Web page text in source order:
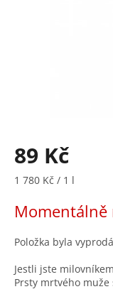
89 Kč
Měrná
1 780 Kč / 1 l
Položka byla
Jestli jste
Prsty mrtvého